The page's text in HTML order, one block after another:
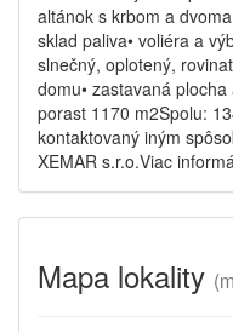
altánok s krbom a
sklad paliva• voliéra a
slnečný, oplotený,
domu• zastavaná
porast 1170 m2Spolu:
kontaktovaný iným
XEMAR s.r.o.Viac
Mapa lokality (